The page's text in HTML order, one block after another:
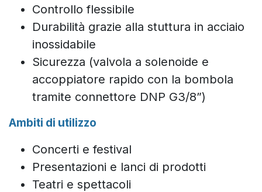
Controllo flessibile
Durabilità grazie alla stuttura in acciaio
inossidabile
Sicurezza (valvola a solenoide e
accoppiatore rapido con la bombola
tramite connettore DNP G3/8”)
Ambiti di utilizzo
Concerti e festival
Presentazioni e lanci di prodotti
Teatri e spettacoli